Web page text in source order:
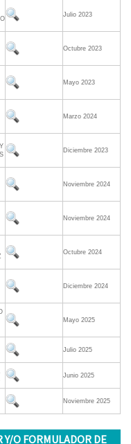
Julio 2023
Octubre 2023
Mayo 2023
Marzo 2024
Diciembre 2023
Noviembre 2024
Noviembre 2024
Octubre 2024
Diciembre 2024
Mayo 2025
Julio 2025
Junio 2025
Noviembre 2025
Y/O FORMULADOR DE